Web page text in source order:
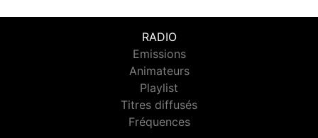
RADIO
Emissions
Animateurs
Playlist
Titres diffusés
Fréquences